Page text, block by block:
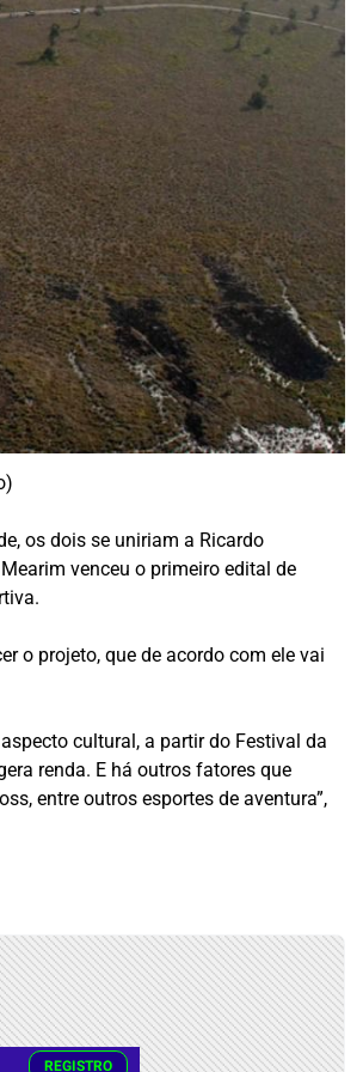
os dois se uniriam a Ricardo
venceu o primeiro edital de
o projeto, que de acordo com ele vai
cultural, a partir do Festival da
renda. E há outros fatores que
entre outros esportes de aventura”,